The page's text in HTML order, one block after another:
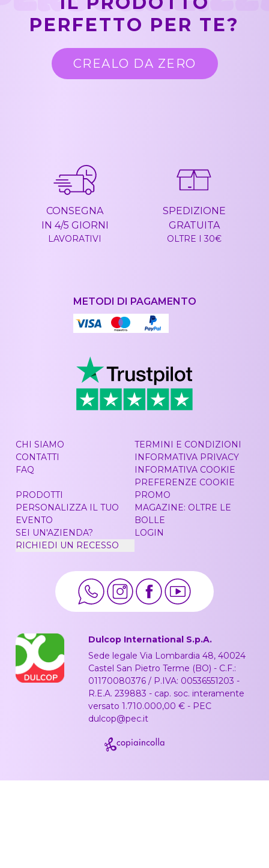
PERFETTO PER TE?
CREALO DA ZERO
CONSEGNA
IN 4/5 GIORNI
LAVORATIVI
SPEDIZIONE
GRATUITA
OLTRE I 30€
METODI DI PAGAMENTO
CHI SIAMO
CONTATTI
FAQ
TERMINI E CONDIZIONI
INFORMATIVA PRIVACY
INFORMATIVA COOKIE
PREFERENZE COOKIE
PRODOTTI
PERSONALIZZA IL TUO
EVENTO
SEI UN'AZIENDA?
RICHIEDI UN RECESSO
PROMO
MAGAZINE: OLTRE LE
BOLLE
LOGIN
Dulcop International S.p.A.
Sede legale Via Lombardia 48, 40024
Castel San Pietro Terme (BO) - C.F.:
01170080376 / P.IVA: 00536551203 -
R.E.A. 239883 - cap. soc. interamente
versato 1.710.000,00 € - PEC
dulcop@pec.it